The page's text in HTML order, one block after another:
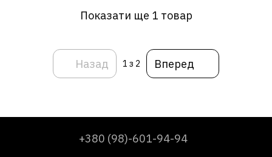
Показати ще 1 товар
Назад 1 з 2 Вперед
+380 (98)-601-94-94